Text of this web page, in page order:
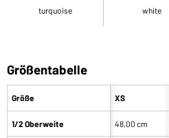
turquoise white
Größentabelle
Größe
1/2 Oberweite
XS
48,00 cm